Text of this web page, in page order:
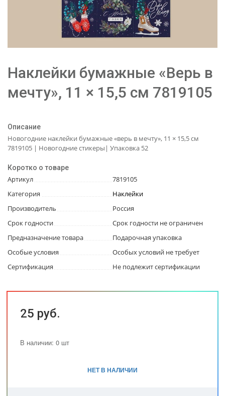
Наклейки бумажные «Верь в
мечту», 11 × 15,5 см 7819105
Описание
Новогодние наклейки бумажные «верь в мечту», 11 × 15,5 см
7819105 | Новогодние стикеры| Упаковка 52
Коротко о товаре
Артикул
7819105
Категория
Наклейки
Производитель
Россия
Срок годности
Срок годности не ограничен
Предназначение товара
Подарочная упаковка
Особые условия
Особых условий не требует
Сертификация
Не подлежит сертификации
25 руб.
В наличии: 0 шт
НЕТ В НАЛИЧИИ